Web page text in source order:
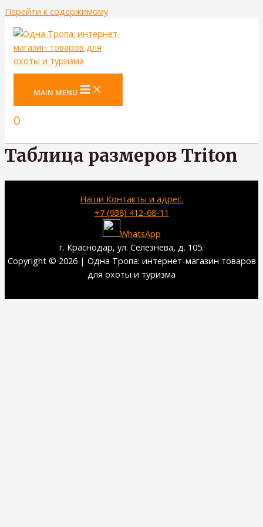
Перейти к содержимому
MAIN MENU
0
Таблица размеров Triton
Наши Контакты и адрес.
+7 (938) 412-68-11
WhatsApp
г. Краснодар, ул. Селезнева, д. 105.
Copyright © 2026 | Одна Тропа: интернет-магазин товаров
для охоты и туризма